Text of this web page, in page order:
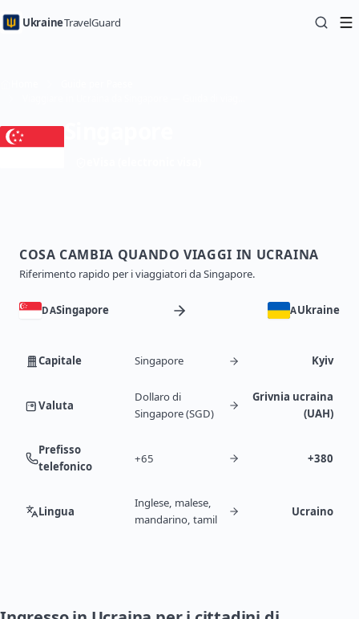
UkraineTravelGuard
COSA CAMBIA QUANDO VIAGGI IN UCRAINA
Riferimento rapido per i viaggiatori da Singapore.
DASingapore AUkraine
Capitale Singapore Kyiv
Valuta
Dollaro di
Singapore (SGD)
Grivnia ucraina
(UAH)
Prefisso
telefonico
+65 +380
Lingua
Inglese, malese,
mandarino, tamil
Ucraino